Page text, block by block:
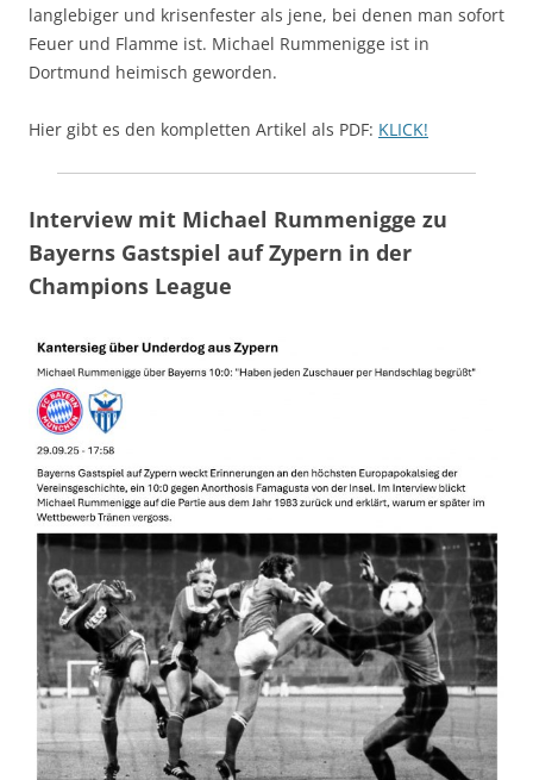
langlebiger und krisenfester als jene, bei denen man sofort
Feuer und Flamme ist. Michael Rummenigge ist in
Dortmund heimisch geworden.
Hier gibt es den kompletten Artikel als PDF: KLICK!
Interview mit Michael Rummenigge zu
Bayerns Gastspiel auf Zypern in der
Champions League